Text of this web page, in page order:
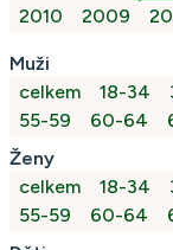
2010
2009
Muži
celkem
18-34
55-59
60-64
Ženy
celkem
18-34
55-59
60-64